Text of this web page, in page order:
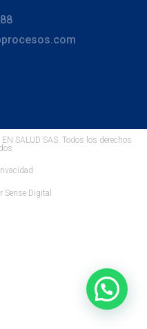
SALUD SAS. Todos los derechos
Sense Digital